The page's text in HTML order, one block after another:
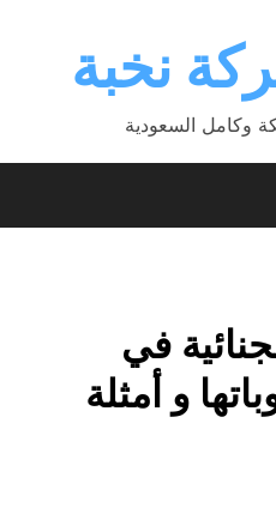
نخبة
وكامل السعودية
في
و أمثلة